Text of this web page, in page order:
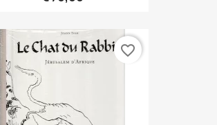
favorite_border